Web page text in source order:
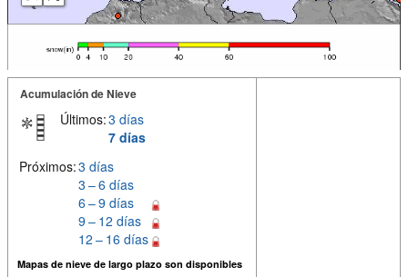
Acumulación de Nieve
Últimos:3 días
7 días
Próximos:3 días
3 – 6 días
6 – 9 días
9 – 12 días
12 – 16 días
Mapas de nieve de largo plazo son disponibles